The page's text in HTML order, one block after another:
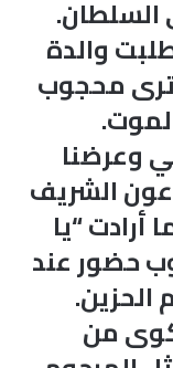
السلطان.
والدة
محجوب
وعرضنا
عون الشريف
أرادت “يا
حضور عند
من